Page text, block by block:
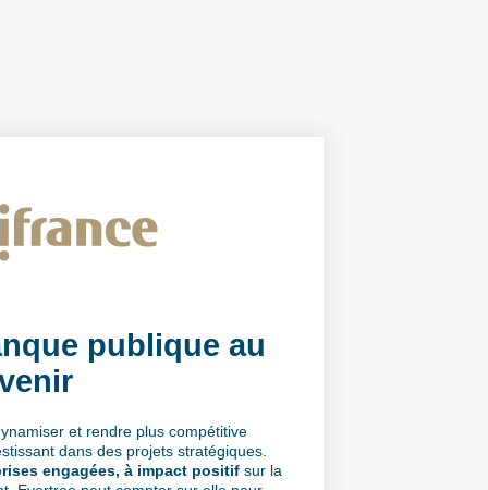
publique au
et rendre plus compétitive
dans des projets stratégiques.
engagées, à impact positifsur la